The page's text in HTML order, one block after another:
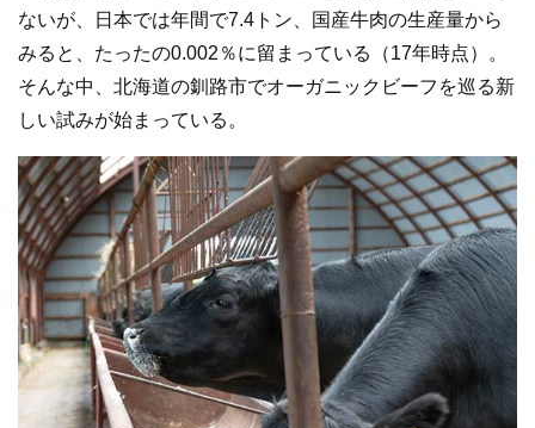
ないが、日本では年間で7.4トン、国産牛肉の生産量から
みると、たったの0.002％に留まっている（17年時点）。
そんな中、北海道の釧路市でオーガニックビーフを巡る新
しい試みが始まっている。